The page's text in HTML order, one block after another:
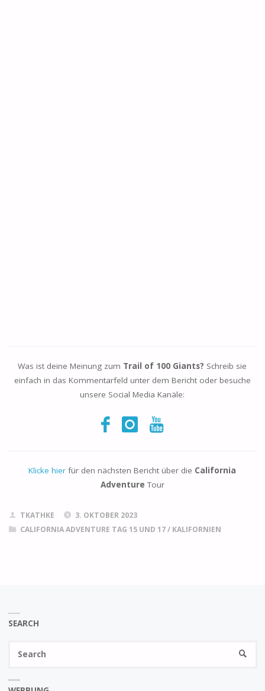
Was ist deine Meinung zum Trail of 100 Giants? Schreib sie
einfach in das Kommentarfeld unter dem Bericht oder besuche
unsere Social Media Kanäle:
Klicke hier für den nächsten Bericht über die California
Adventure Tour
TKATHKE
3. OKTOBER 2023
CALIFORNIA ADVENTURE TAG 15 UND 17/ KALIFORNIEN
SEARCH